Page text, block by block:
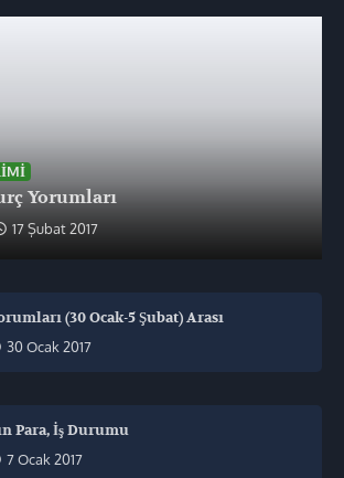
Yorumları
17 Şubat 2017
(30 Ocak-5 Şubat) Arası
30 Ocak 2017
Para, İş Durumu
7 Ocak 2017